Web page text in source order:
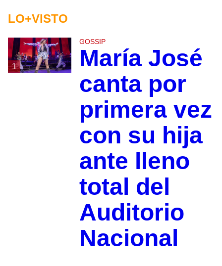
LO+VISTO
1
GOSSIP
María José
canta por
primera vez
con su hija
ante lleno
total del
Auditorio
Nacional